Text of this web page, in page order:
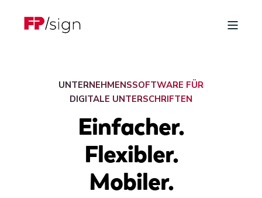
UNTERNEHMENSSOFTWARE FÜR
DIGITALE UNTERSCHRIFTEN
Einfacher.
Flexibler.
Mobiler.